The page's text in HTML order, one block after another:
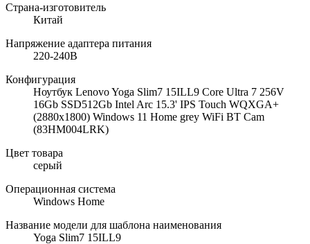
Страна-изготовитель
Китай
Напряжение адаптера питания
220-240В
Конфигурация
Ноутбук Lenovo Yoga Slim7 15ILL9 Core Ultra 7 256V
16Gb SSD512Gb Intel Arc 15.3' IPS Touch WQXGA+
(2880x1800) Windows 11 Home grey WiFi BT Cam
(83HM004LRK)
Цвет товара
серый
Операционная система
Windows Home
Название модели для шаблона наименования
Yoga Slim7 15ILL9